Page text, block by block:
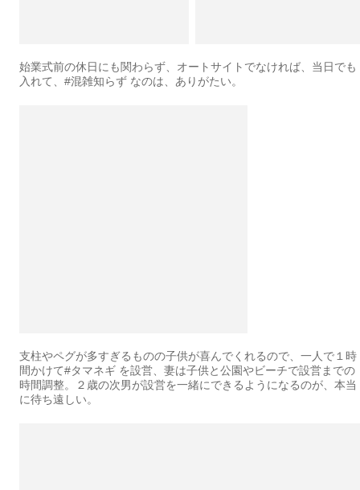
始業式前の休日にも関わらず、オートサイトでなければ、当日でも
入れて、#混雑知らず なのは、ありがたい。
支柱やペグが多すぎるものの子供が喜んでくれるので、一人で１時
間かけて#タマネギ を設営、妻は子供と公園やビーチで設営までの
時間調整。２歳の次男が設営を一緒にできるようになるのが、本当
に待ち遠しい。